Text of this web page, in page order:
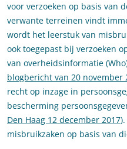
voor verzoeken op basis van
verwante terreinen vindt
wordt het leerstuk van
ook toegepast bij verzoeken
van overheidsinformatie
blogbericht van 20 november
recht op inzage in
bescherming
Den Haag 12 december 2017
misbruikzaken op basis van